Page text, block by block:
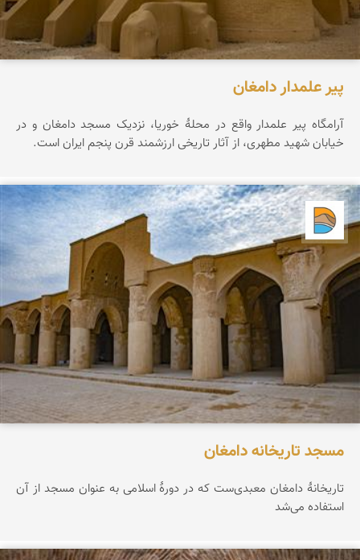
پیر علمدار دامغان
آرامگاه پیر علمدار واقع در محلۀ خوریا، نزدیک مسجد دامغان و در
خیابان شهید مطهری، از آثار تاریخی ارزشمند قرن پنجم ایران است.
دریاچه کویر
مسجد تاریخانه دامغان
تاریخانۀ دامغان معبدی‌ست که در دورۀ اسلامی به عنوان مسجد از آن
استفاده می‌شد